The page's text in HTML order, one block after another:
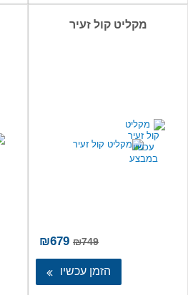
מקליט קול זעיר
₪749
המחיר
המקורי
היה:
₪749.
₪679
הנוכחי
₪679.
הזמן עכשיו